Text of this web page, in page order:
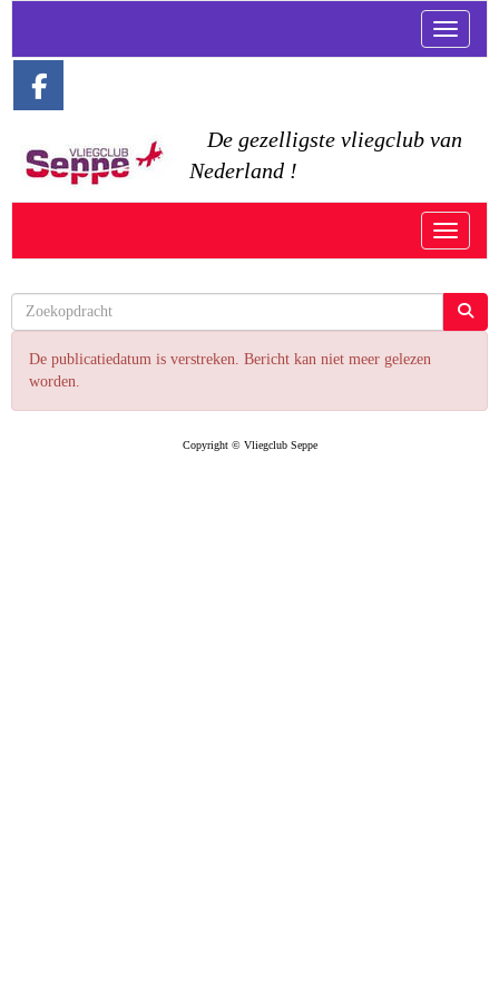
Toggle
De gezelligste vliegclub van
Nederland !
Toggle
De publicatiedatum is verstreken. Bericht kan niet meer gelezen
worden.
Copyright © Vliegclub Seppe